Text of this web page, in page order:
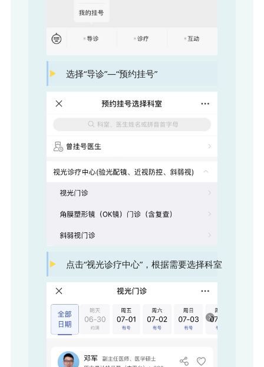
选择“导诊”—“预约挂号”
点击“视光诊疗中心”，根据需要选择科室